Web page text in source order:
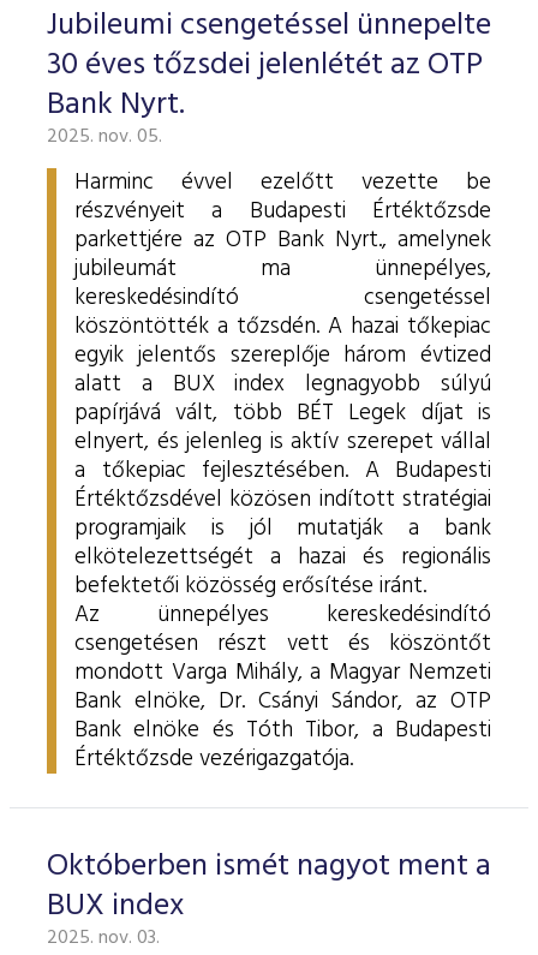
Jubileumi csengetéssel ünnepelte
30 éves tőzsdei jelenlétét az OTP
Bank Nyrt.
2025. nov. 05.
Harminc évvel ezelőtt vezette be
részvényeit a Budapesti Értéktőzsde
parkettjére az OTP Bank Nyrt., amelynek
jubileumát ma ünnepélyes,
kereskedésindító csengetéssel
köszöntötték a tőzsdén. A hazai tőkepiac
egyik jelentős szereplője három évtized
alatt a BUX index legnagyobb súlyú
papírjává vált, több BÉT Legek díjat is
elnyert, és jelenleg is aktív szerepet vállal
a tőkepiac fejlesztésében. A Budapesti
Értéktőzsdével közösen indított stratégiai
programjaik is jól mutatják a bank
elkötelezettségét a hazai és regionális
befektetői közösség erősítése iránt.
Az ünnepélyes kereskedésindító
csengetésen részt vett és köszöntőt
mondott Varga Mihály, a Magyar Nemzeti
Bank elnöke, Dr. Csányi Sándor, az OTP
Bank elnöke és Tóth Tibor, a Budapesti
Értéktőzsde vezérigazgatója.
Októberben ismét nagyot ment a
BUX index
2025. nov. 03.